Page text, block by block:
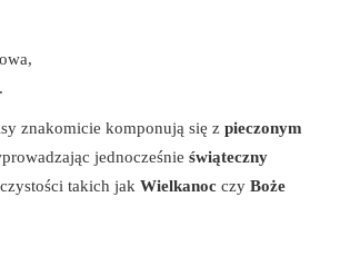
znakomicie komponują się z pieczonym
jednocześnie świąteczny
takich jak Wielkanoc czy Boże